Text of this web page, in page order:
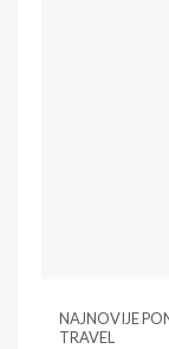
NAJNOVIJE
TRAVEL